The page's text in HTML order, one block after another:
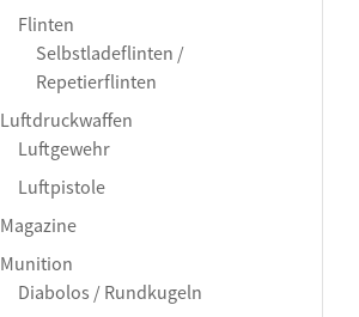
Flinten
Selbstladeflinten /
Repetierflinten
Luftdruckwaffen
Luftgewehr
Luftpistole
Magazine
Munition
Diabolos / Rundkugeln